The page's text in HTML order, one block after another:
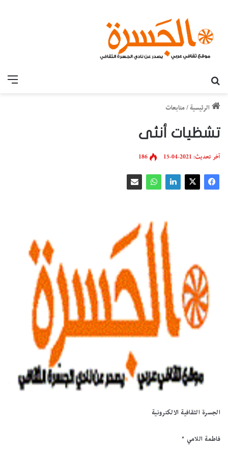
الرئيسية /متابعات
تشظيات أنثى
آخر تحديث: 2021-04-15 186
الجسرة الثقافية الالكترونية
فاطمة اللامي *